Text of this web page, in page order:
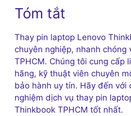
Tóm tắt
Thay pin laptop Lenovo
chuyên nghiệp, nhanh chóng
TPHCM. Chúng tôi cung cấp
hãng, kỹ thuật viên chuyên
bảo hành uy tín. Hãy đến với
nghiệm dịch vụ thay pin
Thinkbook TPHCM tốt nhất.